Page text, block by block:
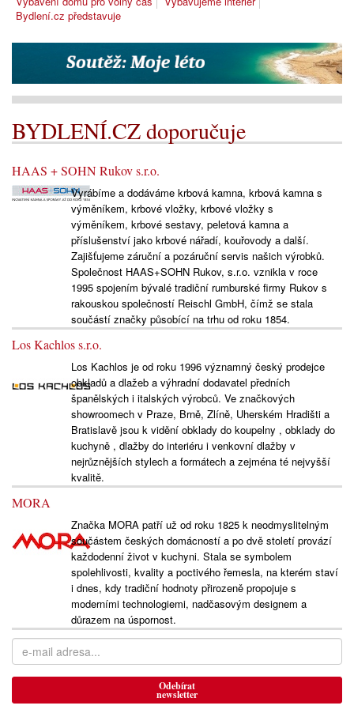
Bydlení.cz představuje
BYDLENÍ.CZ doporučuje
HAAS + SOHN Rukov s.r.o.
Vyrábíme a dodáváme krbová kamna, krbová kamna s
výměníkem, krbové vložky, krbové vložky s
výměníkem, krbové sestavy, peletová kamna a
příslušenství jako krbové nářadí, kouřovody a další.
Zajišťujeme záruční a pozáruční servis našich výrobků.
Společnost HAAS+SOHN Rukov, s.r.o. vznikla v roce
1995 spojením bývalé tradiční rumburské firmy Rukov s
rakouskou společností Reischl GmbH, čímž se stala
součástí značky působící na trhu od roku 1854.
Los Kachlos s.r.o.
Los Kachlos je od roku 1996 významný český prodejce
obkladů a dlažeb a výhradní dodavatel předních
španělských i italských výrobců. Ve značkových
showroomech v Praze, Brně, Zlíně, Uherském Hradišti a
Bratislavě jsou k vidění obklady do koupelny , obklady do
kuchyně , dlažby do interiéru i venkovní dlažby v
nejrůznějších stylech a formátech a zejména té nejvyšší
kvalitě.
MORA
Značka MORA patří už od roku 1825 k neodmyslitelným
součástem českých domácností a po dvě století provází
každodenní život v kuchyni. Stala se symbolem
spolehlivosti, kvality a poctivého řemesla, na kterém staví
i dnes, kdy tradiční hodnoty přirozeně propojuje s
moderními technologiemi, nadčasovým designem a
důrazem na úspornost.
Odebírat
newsletter